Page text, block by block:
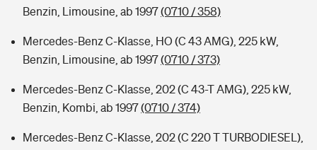
Benzin, Limousine, ab 1997(0710 / 358)
Mercedes-Benz C-Klasse, HO (C 43 AMG), 225 kW,
Benzin, Limousine, ab 1997(0710 / 373)
Mercedes-Benz C-Klasse, 202 (C 43-T AMG), 225 kW,
Benzin, Kombi, ab 1997(0710 / 374)
Mercedes-Benz C-Klasse, 202 (C 220 T TURBODIESEL),